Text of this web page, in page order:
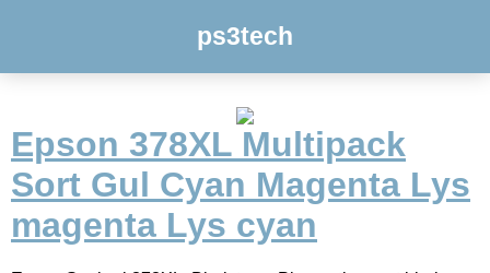
ps3tech
Epson 378XL Multipack
Sort Gul Cyan Magenta Lys
magenta Lys cyan